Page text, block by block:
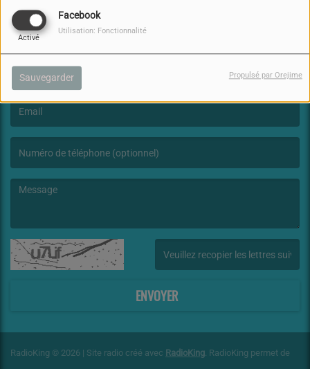
Facebook
Activé
Utilisation: Fonctionnalité
Sauvegarder Propulsé par Orejime
NOUS CONTACTER
(Le nom est obligatoire. )
ENVOYER
RadioKing © 2026 | Site radio créé avec RadioKing. RadioKing permet de